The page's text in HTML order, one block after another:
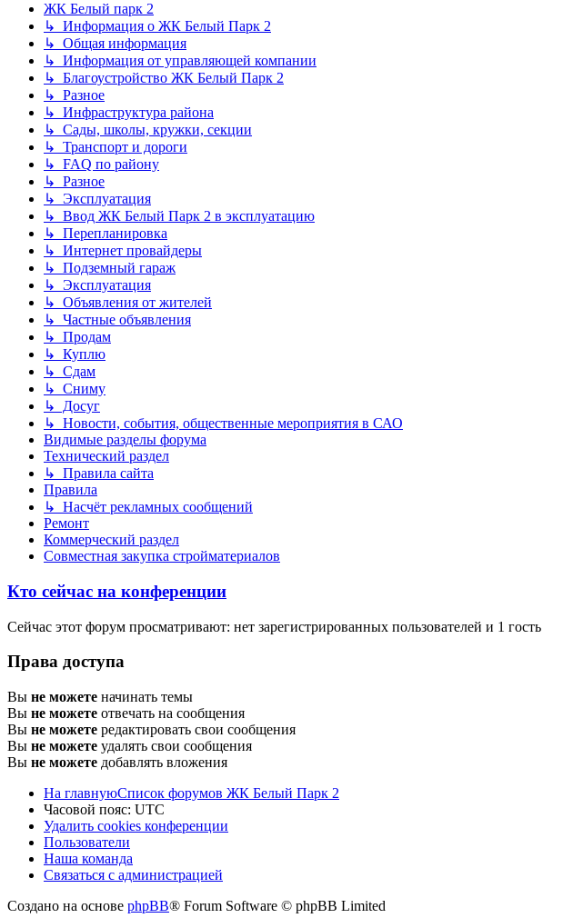
ЖК Белый парк 2
↳ Информация о ЖК Белый Парк 2
↳ Общая информация
↳ Информация от управляющей компании
↳ Благоустройство ЖК Белый Парк 2
↳ Разное
↳ Инфраструктура района
↳ Сады, школы, кружки, секции
↳ Транспорт и дороги
↳ FAQ по району
↳ Разное
↳ Эксплуатация
↳ Ввод ЖК Белый Парк 2 в эксплуатацию
↳ Перепланировка
↳ Интернет провайдеры
↳ Подземный гараж
↳ Эксплуатация
↳ Объявления от жителей
↳ Частные объявления
↳ Продам
↳ Куплю
↳ Сдам
↳ Сниму
↳ Досуг
↳ Новости, события, общественные мероприятия в САО
Видимые разделы форума
Технический раздел
↳ Правила сайта
Правила
↳ Насчёт рекламных сообщений
Ремонт
Коммерческий раздел
Совместная закупка стройматериалов
Кто сейчас на конференции
Сейчас этот форум просматривают: нет зарегистрированных пользователей и 1 гость
Права доступа
Вы не можете начинать темы
Вы не можете отвечать на сообщения
Вы не можете редактировать свои сообщения
Вы не можете удалять свои сообщения
Вы не можете добавлять вложения
На главнуюСписок форумов ЖК Белый Парк 2
Часовой пояс: UTC
Удалить cookies конференции
Пользователи
Наша команда
Связаться с администрацией
Создано на основе phpBB® Forum Software © phpBB Limited